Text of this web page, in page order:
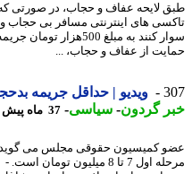
لایحه عفاف و حجاب، در صورتی که
های اینترنتی مسافر بی حجاب و یا
سوار کنند به مبلغ 500هزار
از عفاف و حجاب، ...
ویدیو | حداقل جریمه بدحجابی 7 تا 8
گردون-سیاسی-37 ماه پیش - دوشنبه 9 مرداد 1402، 23:18
کمیسیون حقوقی مجلس می گوید که
مرحله اول 7 تا 8 میلیون تومان